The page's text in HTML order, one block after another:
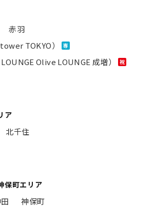
赤羽
TOKYO）
専
Olive LOUNGE 成増） 祝
ア
北千住
保町エリア
神保町